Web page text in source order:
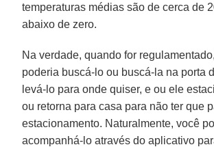
temperaturas médias são de cerca de
abaixo de zero.
Na verdade, quando for
poderia buscá-lo ou buscá-la na porta
levá-lo para onde quiser, e ou ele
ou retorna para casa para não ter que
estacionamento. Naturalmente, você
acompanhá-lo através do aplicativo